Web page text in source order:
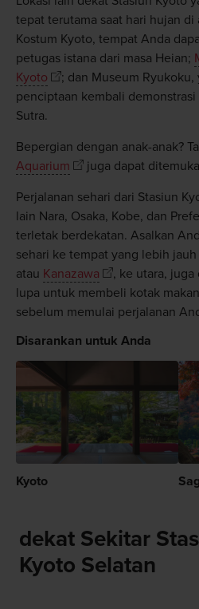
tepat terutama saat hari hujan di
Kostum Kyoto, tempat Anda
petugas istana dari masa Heian;
Kyoto
; dan Museum
penciptaan kembali
Sutra.
Bepergian dengan anak-anak?
Aquarium
juga dapat
Perjalanan sehari dari Stasiun
lain Nara, Osaka, Kobe, dan
terletak berdekatan. Asalkan
sehari ke tempat yang lebih jauh
atau Kanazawa
, ke utara, juga
lupa untuk membeli kotak
sebelum memulai perjalanan
Disarankan untuk Anda
Kyoto
dekat Sekitar
Kyoto Selatan